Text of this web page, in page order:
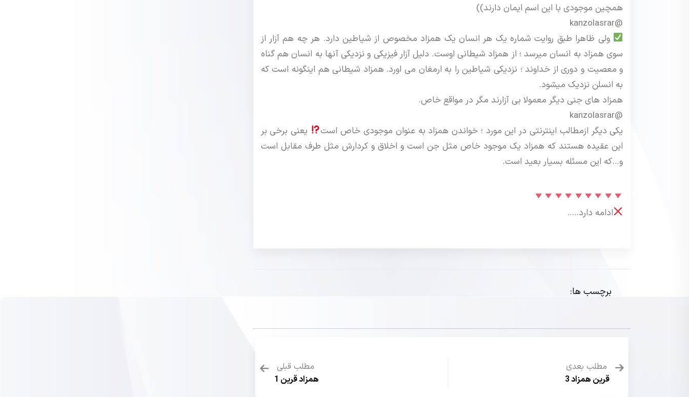
همچین موجودی با این اسم ایمان دارند))
@kanzolasrar
ولی ظاهرا طبق روایت شماره یک هر انسان یک همزاد مخصوص از شیاطین دارد. هر چه هم آزار از
سوی همزاد به انسان میرسد ؛ از همزاد شیطانی اوست. دلیل آزار فیزیکی و نزدیکی آنها به انسان هم گناه
و معصیت و دوری از خداوند ؛ نزدیکی شیاطین را به ارمغان می اورد. همزاد شیطانی هم اینگونه است که
به انسلن نزدیک میشود.
همزاد های جنی دیگر معمولا بی آزارند مگر در مواقع خاص.
@kanzolasrar
یکی دیگر ازمطالب اینترنتی در این مورد ؛ خواندن همزاد به عنوان موجودی خاص است
یعنی برخی بر
این عقیده هستند که همزاد یک موجود خاص مثل جن است و اخلاق و کردارش مثل طرف مقابل است
و…که این مسئله بسیار بعید است.
ادامه دارد…..
برچسب ها:
مطلب بعدی
قرین همزاد 3
مطلب قبلی
همزاد قرین 1